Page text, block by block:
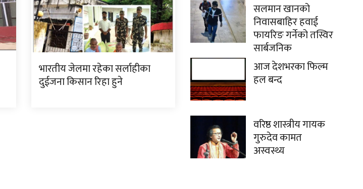
भारतीय जेलमा रहेका सर्लाहीका
दुईजना किसान रिहा हुने
सलमान खानको
निवासबाहिर हवाई
फायरिङ गर्नेको तस्विर
सार्बजनिक
आज देशभरका फिल्म
हल बन्द
वरिष्ठ शास्त्रीय गायक
गुरुदेव कामत
अस्वस्थ्य